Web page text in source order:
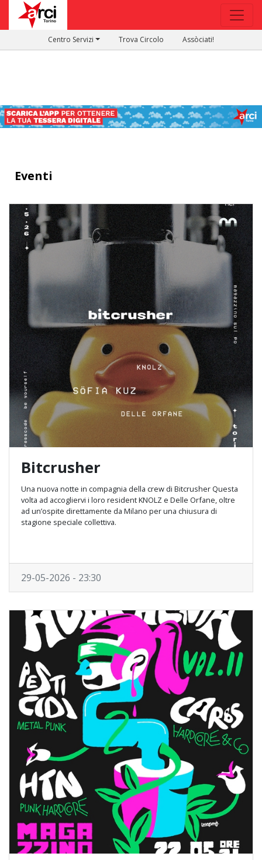
Centro Servizi Trova Circolo Assòciati!
Eventi
Bitcrusher
Una nuova notte in compagnia della crew di Bitcrusher Questa
volta ad accogliervi i loro resident KNOLZ e Delle Orfane, oltre
ad un’ospite direttamente da Milano per una chiusura di
stagione speciale collettiva.
29-05-2026 - 23:30